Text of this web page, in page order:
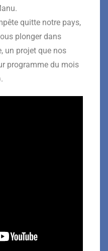
quitte notre pays,
plonger dans
un projet que nos
programme du mois